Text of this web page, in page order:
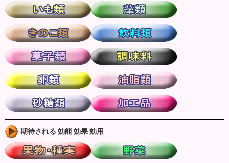
期待される 効能 効果 効用